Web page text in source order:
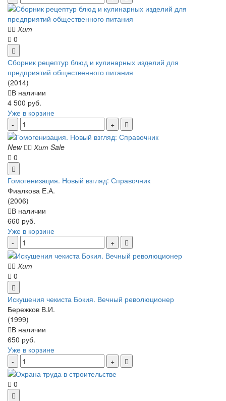
Хит
0
Сборник рецептур блюд и кулинарных изделий для
предприятий общественного питания
(2014)
В наличии
4 500 руб.
Уже в корзине
New Хит Sale
0
Гомогенизация. Новый взгляд: Справочник
Фиалкова Е.А.
(2006)
В наличии
660 руб.
Уже в корзине
Хит
0
Искушения чекиста Бокия. Вечный революционер
Бережков В.И.
(1999)
В наличии
650 руб.
Уже в корзине
0